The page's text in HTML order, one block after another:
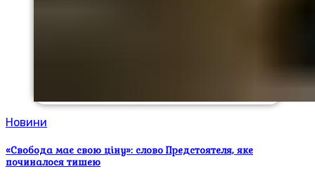
Новини
«Свобода має свою ціну»: слово Предстоятеля, яке
починалося тишею